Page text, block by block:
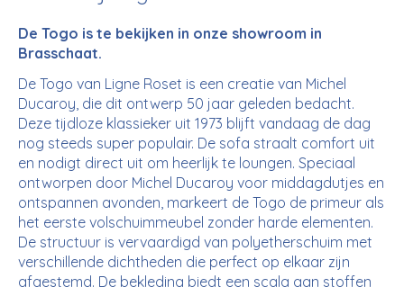
De Togo is te bekijken in onze showroom in
Brasschaat.
De Togo van Ligne Roset is een creatie van Michel
Ducaroy, die dit ontwerp 50 jaar geleden bedacht.
Deze tijdloze klassieker uit 1973 blijft vandaag de dag
nog steeds super populair. De sofa straalt comfort uit
en nodigt direct uit om heerlijk te loungen. Speciaal
ontworpen door Michel Ducaroy voor middagdutjes en
ontspannen avonden, markeert de Togo de primeur als
het eerste volschuimmeubel zonder harde elementen.
De structuur is vervaardigd van polyetherschuim met
verschillende dichtheden die perfect op elkaar zijn
afgestemd. De bekleding biedt een scala aan stoffen